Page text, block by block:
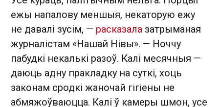
ежы напалову меншыя, некаторую ежу
не давалі зусім, — расказала затрыманая
журналістам «Нашай Нівы». — Ноччу
пабудкі некалькі разоў. Калі месячныя —
даюць адну пракладку на суткі, хоць
законам сродкі жаночай гігіены не
абмяжоўваюцца. Калі ў камеры шмон, усе